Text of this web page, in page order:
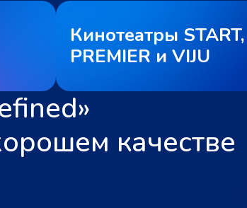
Кинотеатры START,
PREMIER и VIJU
качестве